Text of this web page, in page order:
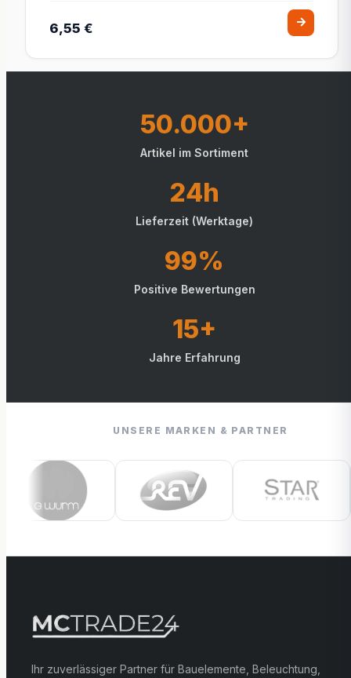
6,55 €
50.000+
Artikel im Sortiment
24h
Lieferzeit (Werktage)
99%
Positive Bewertungen
15+
Jahre Erfahrung
UNSERE MARKEN & PARTNER
Ihr zuverlässiger Partner für Bauelemente, Beleuchtung,